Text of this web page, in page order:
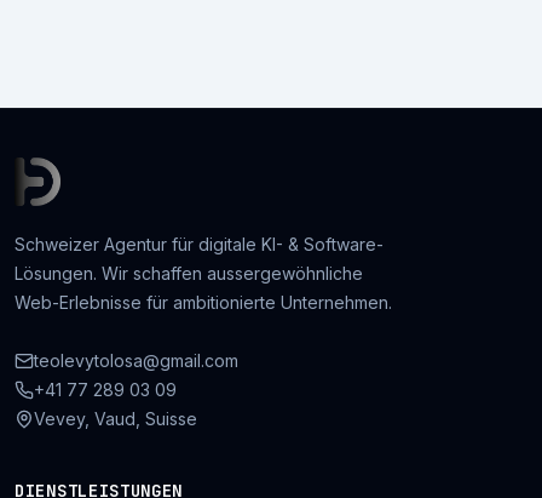
Schweizer Agentur für digitale KI- & Software-
Lösungen. Wir schaffen aussergewöhnliche
Web-Erlebnisse für ambitionierte Unternehmen.
teolevytolosa@gmail.com
+41 77 289 03 09
Vevey, Vaud, Suisse
DIENSTLEISTUNGEN